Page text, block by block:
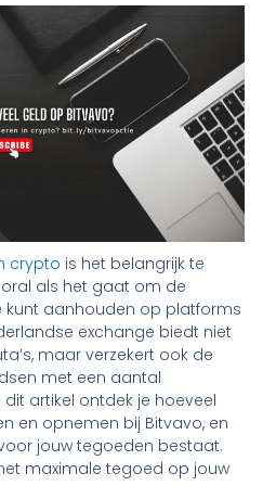
crypto is het belangrijk te
als het gaat om de
kunt aanhouden op platforms
exchange biedt niet
maar verzekert ook de
met een aantal
artikel ontdek je hoeveel
en opnemen bij Bitvavo, en
jouw tegoeden bestaat.
maximale tegoed op jouw